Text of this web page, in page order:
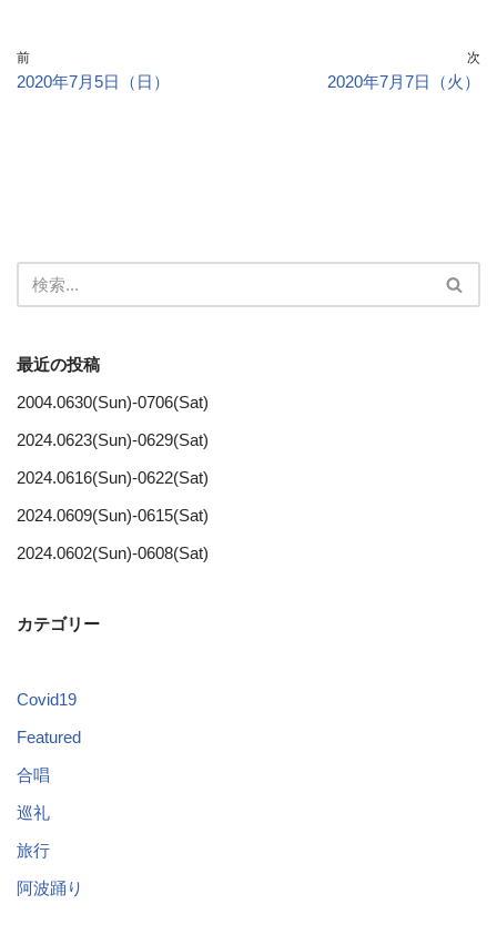
前
2020年7月5日（日）
次
2020年7月7日（火）
最近の投稿
2004.0630(Sun)-0706(Sat)
2024.0623(Sun)-0629(Sat)
2024.0616(Sun)-0622(Sat)
2024.0609(Sun)-0615(Sat)
2024.0602(Sun)-0608(Sat)
カテゴリー
Covid19
Featured
合唱
巡礼
旅行
阿波踊り